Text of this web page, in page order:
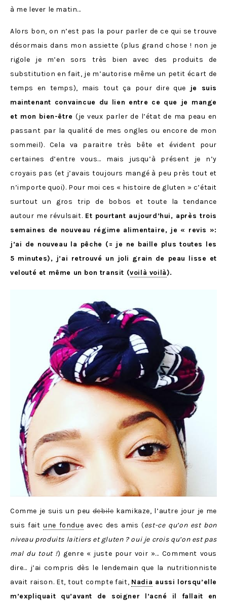
à me lever le matin…
Alors bon, on n’est pas la pour parler de ce qui se trouve
désormais dans mon assiette (plus grand chose ! non je
rigole je m’en sors très bien avec des produits de
substitution en fait, je m’autorise même un petit écart de
temps en temps), mais tout ça pour dire que
je suis
maintenant convaincue du lien entre ce que je mange
et mon bien-être (je veux parler de l’état de ma peau en
passant par la qualité de mes ongles ou encore de mon
sommeil). Cela va paraitre très bête et évident pour
certaines d’entre vous… mais jusqu’à présent je n’y
croyais pas (et j’avais toujours mangé à peu près tout et
n’importe quoi). Pour moi ces « histoire de gluten » c’était
surtout un gros trip de bobos et toute la tendance
autour me révulsait. Et pourtant aujourd’hui, après trois
semaines de nouveau régime alimentaire, je « revis »:
j’ai de nouveau la pêche (= je ne baille plus toutes les
5 minutes), j’ai retrouvé un joli grain de peau lisse et
velouté et même un bon transit (voilà voilà).
Comme je suis un peudebilekamikaze, l’autre jour je me
suis faitune fondue avec des amis (est-ce qu’on est bon
niveau produits laitiers et gluten ? oui je crois qu’on est pas
mal du tout !) genre « juste pour voir »… Comment vous
dire… j’ai compris dès le lendemain que la nutritionniste
avait raison. Et, tout compte fait, Nadia aussi lorsqu’elle
m’expliquait qu’avant de soigner l’acné il fallait en